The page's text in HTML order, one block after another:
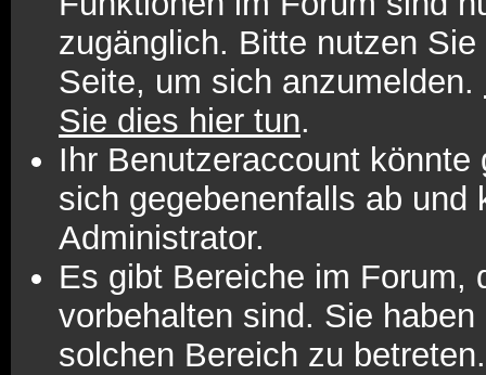
zugänglich. Bitte nutzen
Seite, um sich anzumelden.
Sie dies hier tun.
Ihr Benutzeraccount
sich gegebenenfalls ab und
Administrator.
Es gibt Bereiche im Forum,
vorbehalten sind. Sie
solchen Bereich zu betreten.